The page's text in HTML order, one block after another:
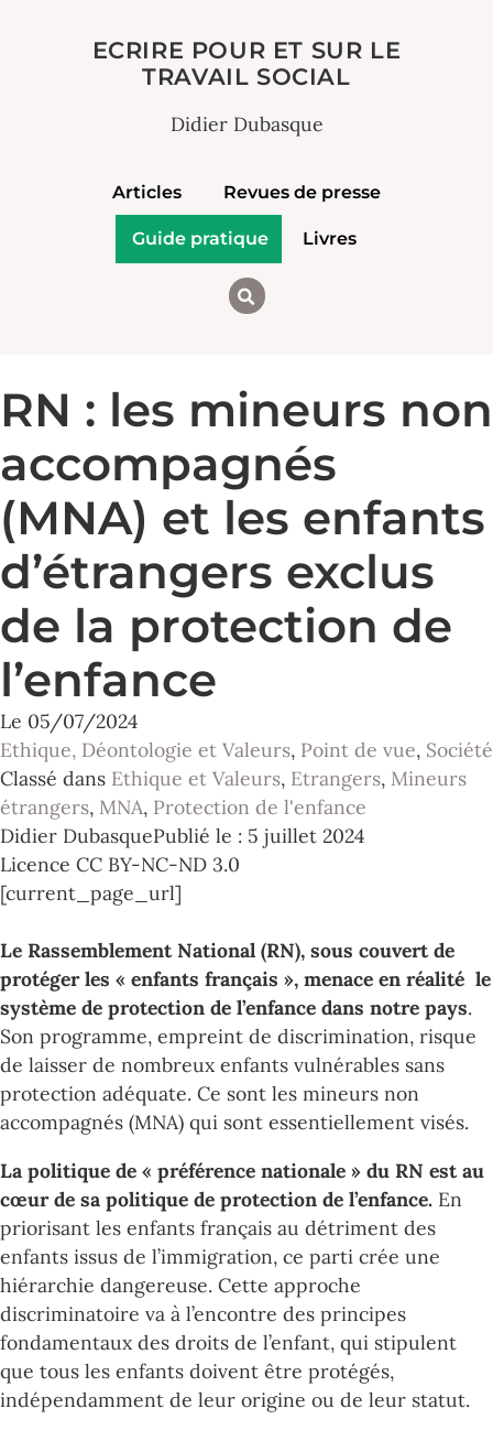
ECRIRE POUR ET SUR LE
TRAVAIL SOCIAL
Didier Dubasque
Articles Revues de presse
Guide pratique Livres
RN : les mineurs non
accompagnés
(MNA) et les enfants
d’étrangers exclus
de la protection de
l’enfance
Le 05/07/2024
Ethique, Déontologie et Valeurs, Point de vue, Société
Classé dans Ethique et Valeurs, Etrangers, Mineurs
étrangers, MNA, Protection de l'enfance
Didier DubasquePublié le : 5 juillet 2024
Licence CC BY-NC-ND 3.0
[current_page_url]
Le Rassemblement National (RN), sous couvert de
protéger les « enfants français », menace en réalité le
système de protection de l’enfance dans notre pays.
Son programme, empreint de discrimination, risque
de laisser de nombreux enfants vulnérables sans
protection adéquate. Ce sont les mineurs non
accompagnés (MNA) qui sont essentiellement visés.
La politique de « préférence nationale » du RN est au
cœur de sa politique de protection de l’enfance. En
priorisant les enfants français au détriment des
enfants issus de l’immigration, ce parti crée une
hiérarchie dangereuse. Cette approche
discriminatoire va à l’encontre des principes
fondamentaux des droits de l’enfant, qui stipulent
que tous les enfants doivent être protégés,
indépendamment de leur origine ou de leur statut.